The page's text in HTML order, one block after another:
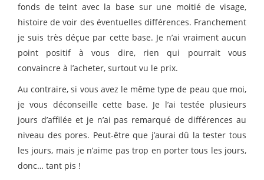
fonds de teint avec la base sur une moitié de visage,
histoire de voir des éventuelles différences. Franchement
je suis très déçue par cette base. Je n’ai vraiment aucun
point positif à vous dire, rien qui pourrait vous
convaincre à l’acheter, surtout vu le prix.
Au contraire, si vous avez le même type de peau que moi,
je vous déconseille cette base. Je l’ai testée plusieurs
jours d’affilée et je n’ai pas remarqué de différences au
niveau des pores. Peut-être que j’aurai dû la tester tous
les jours, mais je n’aime pas trop en porter tous les jours,
donc… tant pis !